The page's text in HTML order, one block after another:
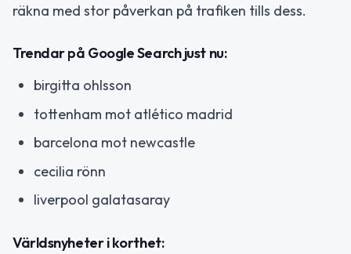
räkna med stor påverkan på trafiken tills dess.
Trendar på Google Search just nu:
birgitta ohlsson
tottenham mot atlético madrid
barcelona mot newcastle
cecilia rönn
liverpool galatasaray
Världsnyheter i korthet: